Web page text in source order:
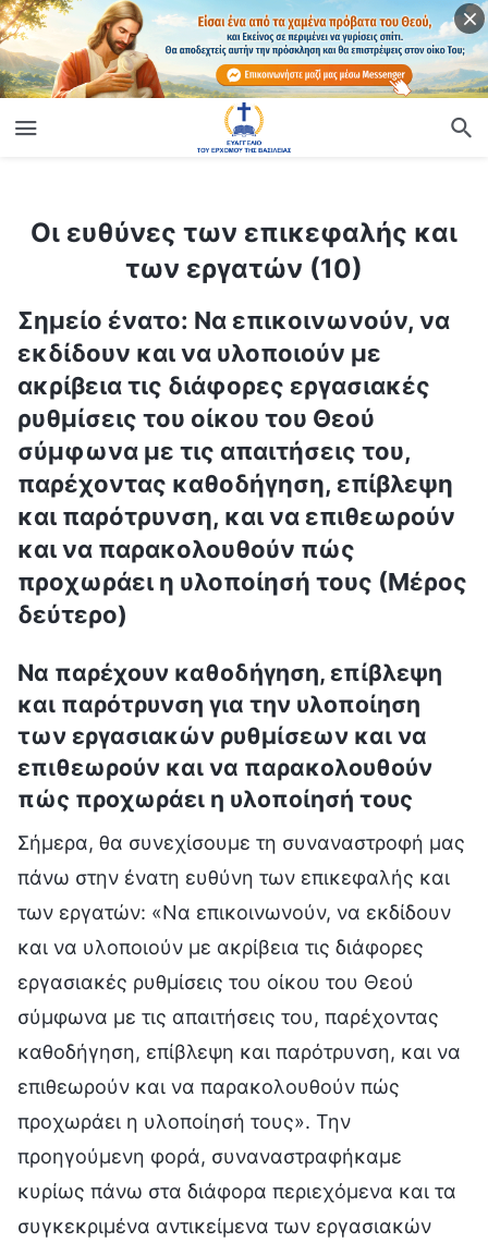
Οι ευθύνες των επικεφαλής και των εργατών (10)
Οι ευθύνες των επικεφαλής και
των εργατών (10)
Σημείο ένατο: Να επικοινωνούν, να
εκδίδουν και να υλοποιούν με
ακρίβεια τις διάφορες εργασιακές
ρυθμίσεις του οίκου του Θεού
σύμφωνα με τις απαιτήσεις του,
παρέχοντας καθοδήγηση, επίβλεψη
και παρότρυνση, και να επιθεωρούν
και να παρακολουθούν πώς
προχωράει η υλοποίησή τους (Μέρος
δεύτερο)
Να παρέχουν καθοδήγηση, επίβλεψη
και παρότρυνση για την υλοποίηση
των εργασιακών ρυθμίσεων και να
επιθεωρούν και να παρακολουθούν
πώς προχωράει η υλοποίησή τους
Σήμερα, θα συνεχίσουμε τη συναναστροφή μας
πάνω στην ένατη ευθύνη των επικεφαλής και
των εργατών: «Να επικοινωνούν, να εκδίδουν
και να υλοποιούν με ακρίβεια τις διάφορες
εργασιακές ρυθμίσεις του οίκου του Θεού
σύμφωνα με τις απαιτήσεις του, παρέχοντας
καθοδήγηση, επίβλεψη και παρότρυνση, και να
επιθεωρούν και να παρακολουθούν πώς
προχωράει η υλοποίησή τους». Την
προηγούμενη φορά, συναναστραφήκαμε
κυρίως πάνω στα διάφορα περιεχόμενα και τα
συγκεκριμένα αντικείμενα των εργασιακών